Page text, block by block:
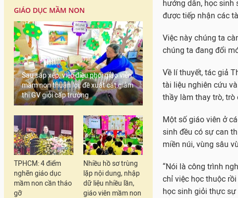
GIÁO DỤC MẦM NON
Sau sắp xếp, việc điều phối giáo viên
mầm non thuận lợi, đề xuất cắt giảm
thi GV giỏi cấp trường
TPHCM: 4 điểm
nghẽn giáo dục
mầm non cần tháo
gỡ
Nhiều hồ sơ trùng
lặp nội dung, nhập
dữ liệu nhiều lần,
giáo viên mầm non
Một số giáo viên ở
miền núi, vùng sâu
chỉ việc học thuộc
học sinh giỏi thực sự
thẳng.
Cùng nhận định, cô
học thuộc và diễn
đầu (tốn thời gian
Còn thầy B.D.H.
mới thấy, cuộc thi
thành tích, danh